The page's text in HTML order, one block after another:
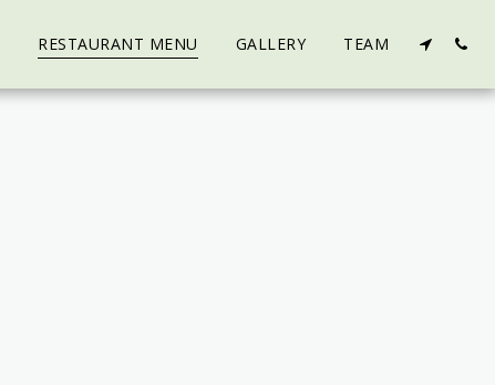
RESTAURANT MENU GALLERY TEAM